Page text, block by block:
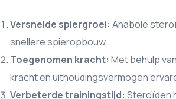
Versnelde spiergroei: Anabole
snellere spieropbouw.
Toegenomen kracht: Met behulp
kracht en uithoudingsvermogen
Verbeterde trainingstijd: Steroïden